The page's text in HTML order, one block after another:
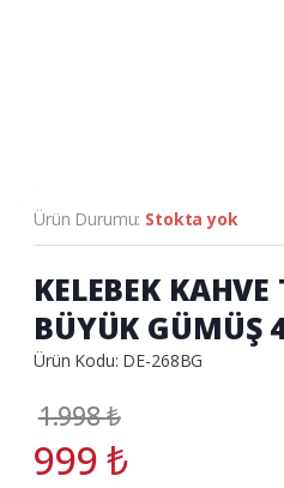
Ürün Durumu: Stokta yok
KELEBEK KAHVE
BÜYÜK GÜMÜŞ
Ürün Kodu: DE-268BG
1.998₺
999₺